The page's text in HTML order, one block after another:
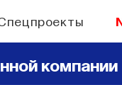
компании